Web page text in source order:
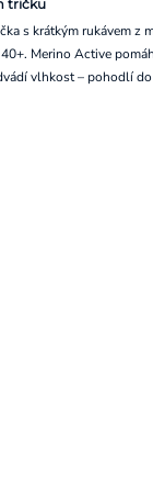
tričku
s krátkým rukávem z
Merino Active
vlhkost – pohodlí